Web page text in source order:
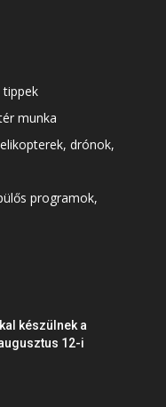
tippek
munka
drónok,
programok,
készülnek a
12-i